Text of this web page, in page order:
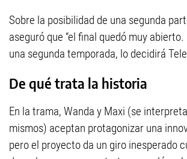
Sobre la posibilidad de una segunda
aseguró que “el final quedó muy
una segunda temporada, lo decidirá
De qué trata la historia
En la trama, Wanda y Maxi (se
mismos) aceptan protagonizar una
pero el proyecto da un giro inesperado